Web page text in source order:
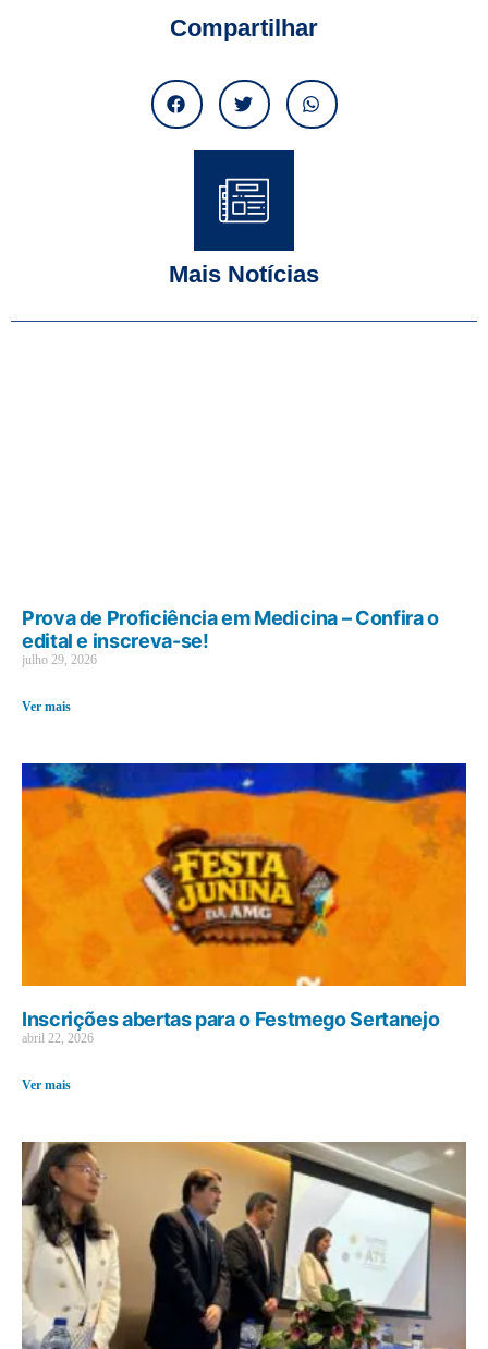
Compartilhar
Mais Notícias
Prova de Proficiência em Medicina – Confira o
edital e inscreva-se!
julho 29, 2026
Ver mais
Inscrições abertas para o Festmego Sertanejo
abril 22, 2026
Ver mais